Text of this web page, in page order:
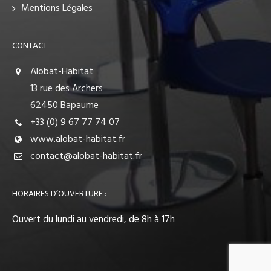
Mentions Légales
CONTACT
Alobat-Habitat
13 rue des Archers
62450 Bapaume
+33 (0) 9 67 77 74 07
www.alobat-habitat.fr
contact@alobat-habitat.fr
HORAIRES D’OUVERTURE :
Ouvert du lundi au vendredi, de 8h à 17h